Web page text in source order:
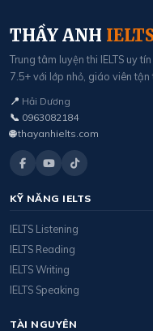
THẦY ANH
Trung tâm luyện thi IELTS uy
7.5+ với lớp nhỏ, giáo viên
📍 Hải Dương
📞 0963082184
🌐 thayanhielts.com
KỸ NĂNG IELTS
IELTS Listening
IELTS Reading
IELTS Writing
IELTS Speaking
TÀI NGUYÊN